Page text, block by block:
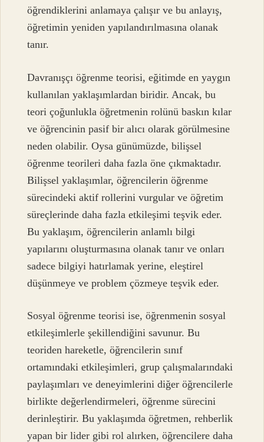
öğrendiklerini anlamaya çalışır ve bu anlayış,
öğretimin yeniden yapılandırılmasına olanak
tanır.
Davranışçı öğrenme teorisi, eğitimde en yaygın
kullanılan yaklaşımlardan biridir. Ancak, bu
teori çoğunlukla öğretmenin rolünü baskın kılar
ve öğrencinin pasif bir alıcı olarak görülmesine
neden olabilir. Oysa günümüzde, bilişsel
öğrenme teorileri daha fazla öne çıkmaktadır.
Bilişsel yaklaşımlar, öğrencilerin öğrenme
sürecindeki aktif rollerini vurgular ve öğretim
süreçlerinde daha fazla etkileşimi teşvik eder.
Bu yaklaşım, öğrencilerin anlamlı bilgi
yapılarını oluşturmasına olanak tanır ve onları
sadece bilgiyi hatırlamak yerine, eleştirel
düşünmeye ve problem çözmeye teşvik eder.
Sosyal öğrenme teorisi ise, öğrenmenin sosyal
etkileşimlerle şekillendiğini savunur. Bu
teoriden hareketle, öğrencilerin sınıf
ortamındaki etkileşimleri, grup çalışmalarındaki
paylaşımları ve deneyimlerini diğer öğrencilerle
birlikte değerlendirmeleri, öğrenme sürecini
derinleştirir. Bu yaklaşımda öğretmen, rehberlik
yapan bir lider gibi rol alırken, öğrencilere daha